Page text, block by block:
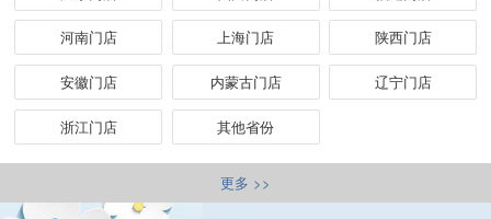
河南门店 上海门店 陕西门店
安徽门店 内蒙古门店 辽宁门店
浙江门店 其他省份
更多 >>